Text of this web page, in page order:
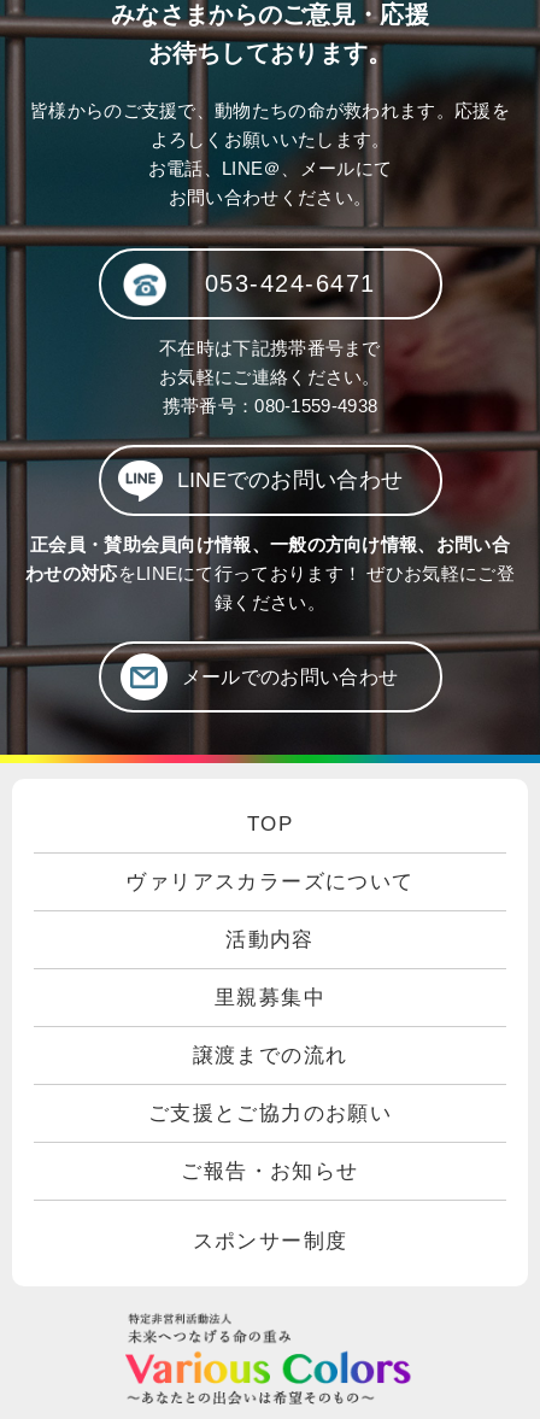
みなさまからのご意見・応援
お待ちしております。
皆様からのご支援で、動物たちの命が救われます。応援を
よろしくお願いいたします。
お電話、LINE＠、メールにて
お問い合わせください。
053-424-6471
不在時は下記携帯番号まで
お気軽にご連絡ください。
携帯番号：080-1559-4938
LINEでのお問い合わせ
正会員・賛助会員向け情報、一般の方向け情報、お問い合
わせの対応をLINEにて行っております！ ぜひお気軽にご登
録ください。
メールでのお問い合わせ
TOP
ヴァリアスカラーズについて
活動内容
里親募集中
譲渡までの流れ
ご支援とご協力のお願い
ご報告・お知らせ
スポンサー制度